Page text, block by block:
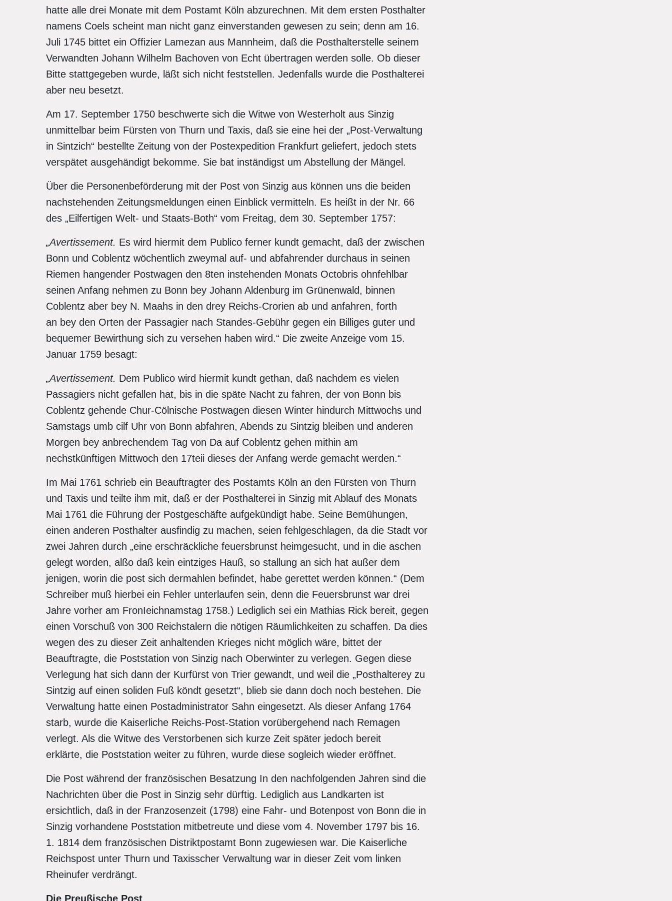
hatte alle drei Monate mit dem Postamt Köln abzurechnen. Mit dem ersten Posthalter
namens Coels scheint man nicht ganz einverstanden gewesen zu sein; denn am 16.
Juli 1745 bittet ein Offizier Lamezan aus Mannheim, daß die Posthalterstelle seinem
Verwandten Johann Wilhelm Bachoven von Echt übertragen werden solle. Ob dieser
Bitte stattgegeben wurde, läßt sich nicht feststellen. Jedenfalls wurde die Posthalterei
aber neu besetzt.
Am 17. September 1750 beschwerte sich die Witwe von Westerholt aus Sinzig
unmittelbar beim Fürsten von Thurn und Taxis, daß sie eine hei der „Post-Verwaltung
in Sintzich“ bestellte Zeitung von der Postexpedition Frankfurt geliefert, jedoch stets
verspätet ausgehändigt bekomme. Sie bat inständigst um Abstellung der Mängel.
Über die Personenbeförderung mit der Post von Sinzig aus können uns die beiden
nachstehenden Zeitungsmeldungen einen Einblick vermitteln. Es heißt in der Nr. 66
des „Eilfertigen Welt- und Staats-Both“ vom Freitag, dem 30. September 1757:
„Avertissement. Es wird hiermit dem Publico ferner kundt gemacht, daß der zwischen
Bonn und Coblentz wöchentlich zweymal auf- und abfahrender durchaus in seinen
Riemen hangender Postwagen den 8ten instehenden Monats Octobris ohnfehlbar
seinen Anfang nehmen zu Bonn bey Johann Aldenburg im Grünenwald, binnen
Coblentz aber bey N. Maahs in den drey Reichs-Crorien ab und anfahren, forth
an bey den Orten der Passagier nach Standes-Gebühr gegen ein Billiges guter und
bequemer Bewirthung sich zu versehen haben wird.“ Die zweite Anzeige vom 15.
Januar 1759 besagt:
„Avertissement. Dem Publico wird hiermit kundt gethan, daß nachdem es vielen
Passagiers nicht gefallen hat, bis in die späte Nacht zu fahren, der von Bonn bis
Coblentz gehende Chur-Cölnische Postwagen diesen Winter hindurch Mittwochs und
Samstags umb cilf Uhr von Bonn abfahren, Abends zu Sintzig bleiben und anderen
Morgen bey anbrechendem Tag von Da auf Coblentz gehen mithin am
nechstkünftigen Mittwoch den 17teii dieses der Anfang werde gemacht werden.“
Im Mai 1761 schrieb ein Beauftragter des Postamts Köln an den Fürsten von Thurn
und Taxis und teilte ihm mit, daß er der Posthalterei in Sinzig mit Ablauf des Monats
Mai 1761 die Führung der Postgeschäfte aufgekündigt habe. Seine Bemühungen,
einen anderen Posthalter ausfindig zu machen, seien fehlgeschlagen, da die Stadt vor
zwei Jahren durch „eine erschräckliche feuersbrunst heimgesucht, und in die aschen
gelegt worden, alßo daß kein eintziges Hauß, so stallung an sich hat außer dem
jenigen, worin die post sich dermahlen befindet, habe gerettet werden können.“ (Dem
Schreiber muß hierbei ein Fehler unterlaufen sein, denn die Feuersbrunst war drei
Jahre vorher am FronIeichnamstag 1758.) Lediglich sei ein Mathias Rick bereit, gegen
einen Vorschuß von 300 Reichstalern die nötigen Räumlichkeiten zu schaffen. Da dies
wegen des zu dieser Zeit anhaltenden Krieges nicht möglich wäre, bittet der
Beauftragte, die Poststation von Sinzig nach Oberwinter zu verlegen. Gegen diese
Verlegung hat sich dann der Kurfürst von Trier gewandt, und weil die „Posthalterey zu
Sintzig auf einen soliden Fuß köndt gesetzt“, blieb sie dann doch noch bestehen. Die
Verwaltung hatte einen Postadministrator Sahn eingesetzt. Als dieser Anfang 1764
starb, wurde die Kaiserliche Reichs-Post-Station vorübergehend nach Remagen
verlegt. Als die Witwe des Verstorbenen sich kurze Zeit später jedoch bereit
erklärte, die Poststation weiter zu führen, wurde diese sogleich wieder eröffnet.
Die Post während der französischen Besatzung In den nachfolgenden Jahren sind die
Nachrichten über die Post in Sinzig sehr dürftig. Lediglich aus Landkarten ist
ersichtlich, daß in der Franzosenzeit (1798) eine Fahr- und Botenpost von Bonn die in
Sinzig vorhandene Poststation mitbetreute und diese vom 4. November 1797 bis 16.
1. 1814 dem französischen Distriktpostamt Bonn zugewiesen war. Die Kaiserliche
Reichspost unter Thurn und Taxisscher Verwaltung war in dieser Zeit vom linken
Rheinufer verdrängt.
Die Preußische Post